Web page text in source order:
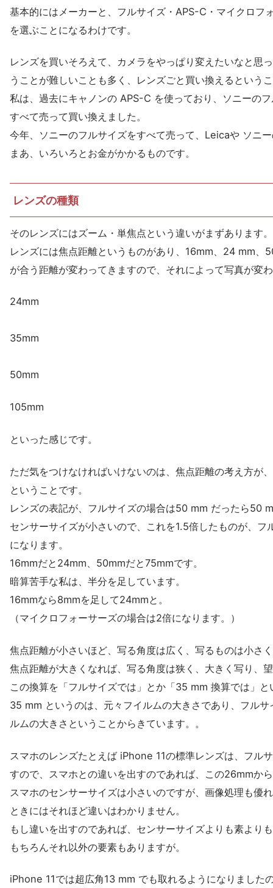
基本的にはメーカーと、フルサイズ・APS-C・マイクロフ
を選ぶことになるわけです。
レンズを買いそろえて、カメラをやっぱり変えたいなと思
うことが難しいことも多く、レンズごと買い換えるという
私は、過去にキャノンの APS-C を使っており、ソニーの
すべて売って買い換えました。
今年、ソニーのフルサイズをすべて売って、Leicaや ソニ
まあ、いろいろとお金がかかるものです。
レンズの種類
そのレンズにはズーム・単焦点という違いがまずあります。
レンズには焦点距離というものがあり、16mm、24 mm、
が合う距離が変わってきますので、それによって写真が変
24mm
35mm
50mm
105mm
といった感じです。
ただ気をつけなければいけないのは、焦点距離の考え方が
ということです。
レンズの表記が、フルサイズの場合は50 mm だったら50
センサーサイズが小さいので、これを1.5倍したものが、フ
になります。
16mmだと24mm、50mmだと75mmです。
暗算苦手な私は、半分を足しています。
16mmなら8mmを足して24mmと。
（マイクロフォーサーズの場合は2倍になります。）
焦点距離が小さいほど、写る角度は広く、写るものは小さ
焦点距離が大きくなれば、写る角度は狭く、大きく写り、
この換算を「フルサイズでは」とか「35 mm 換算では」
35 mm というのは、元々フイルムの大きさであり、フル
ルムの大きさということからきています。。
スマホのレンズたとえば iPhone 11の標準レンズは、フル
すので、スマホとの違いを出すのであれば、この26mmか
スマホのセンサーサイズは小さいのですが、画像処理も優
ときにはそれほど違いはわかりません。
もし違いを出すのであれば、センサーサイズよりも素より
もちろんそれ以外の要素もありますが。
iPhone 11では超広角13 mm でも取れるようになりました